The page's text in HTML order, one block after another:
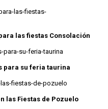
las fiestas Consolación
para su feria taurina
las Fiestas de Pozuelo